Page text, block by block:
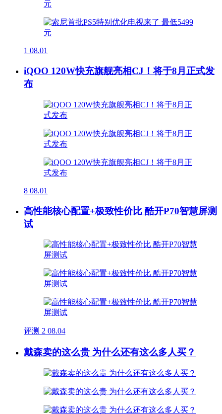
1 08.01
iQOO 120W快充旗舰亮相CJ！将于8月正式发
布
8 08.01
高性能核心配置+极致性价比 酷开P70智慧屏测
试
评测 2 08.04
戴森卖的这么贵 为什么还有这么多人买？